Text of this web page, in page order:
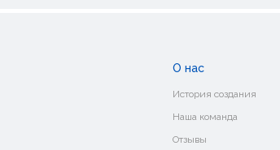
О нас
История создания
Наша команда
Отзывы